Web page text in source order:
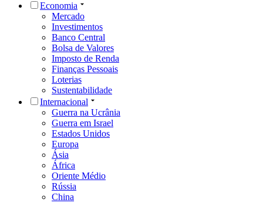
Economia
Mercado
Investimentos
Banco Central
Bolsa de Valores
Imposto de Renda
Finanças Pessoais
Loterias
Sustentabilidade
Internacional
Guerra na Ucrânia
Guerra em Israel
Estados Unidos
Europa
Ásia
África
Oriente Médio
Rússia
China